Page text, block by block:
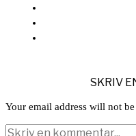
SKRIV
Your email address will not